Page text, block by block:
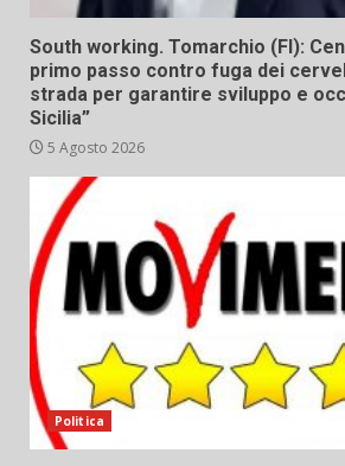
South working. Tomarchio (FI):
primo passo contro fuga dei
strada per garantire sviluppo e
Sicilia”
5 Agosto 2026
Politica